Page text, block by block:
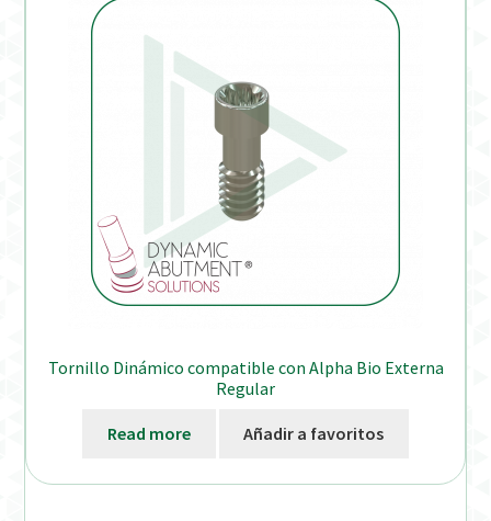
Tornillo Dinámico compatible con Alpha Bio Externa
Regular
Read more Añadir a favoritos